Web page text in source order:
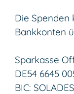
Die
Bankkonten
Sparkasse
DE54 6645
BIC: